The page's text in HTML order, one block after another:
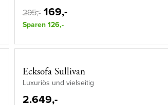
295,- 169,-
Sparen 126,-
Ecksofa Sullivan
Luxuriös und vielseitig
2.649,-